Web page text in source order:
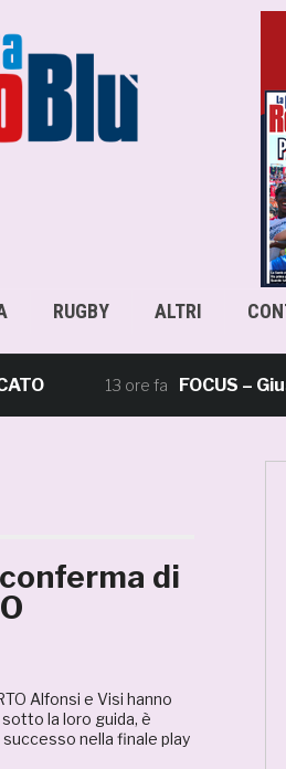
RUGBY ALTRI
13 ore fa FOCUS –
di
Alfonsi e Visi hanno
la loro guida, è
nella finale play